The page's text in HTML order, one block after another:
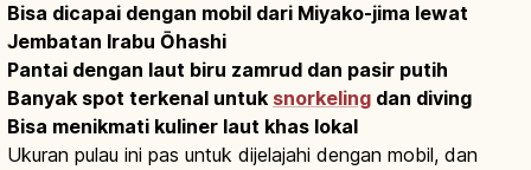
Bisa dicapai dengan mobil dari Miyako-jima lewat
Jembatan Irabu Ōhashi
Pantai dengan laut biru zamrud dan pasir putih
Banyak spot terkenal untuk snorkeling dan diving
Bisa menikmati kuliner laut khas lokal
Ukuran pulau ini pas untuk dijelajahi dengan mobil, dan